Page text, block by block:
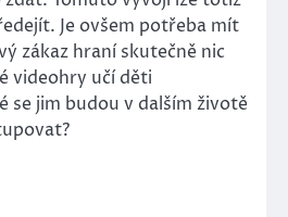
Je ovšem potřeba mít
zákaz hraní skutečně nic
videohry učí děti
se jim budou v dalším životě